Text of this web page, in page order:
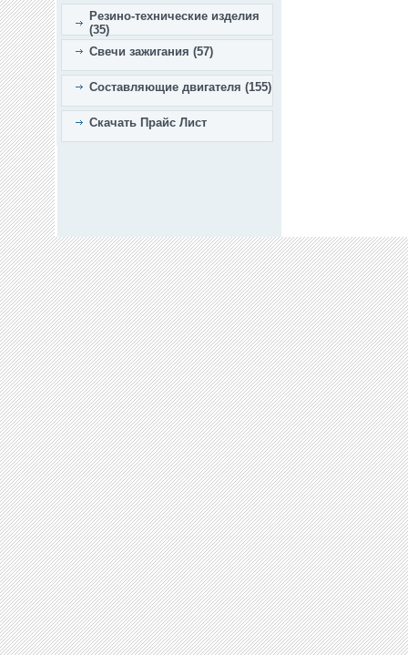
Резино-технические изделия
(35)
Свечи зажигания (57)
Составляющие двигателя (155)
Скачать Прайс Лист